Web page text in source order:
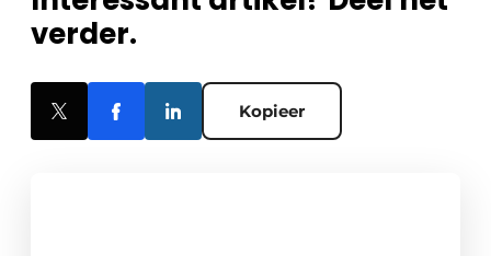
verder.
Kopieer